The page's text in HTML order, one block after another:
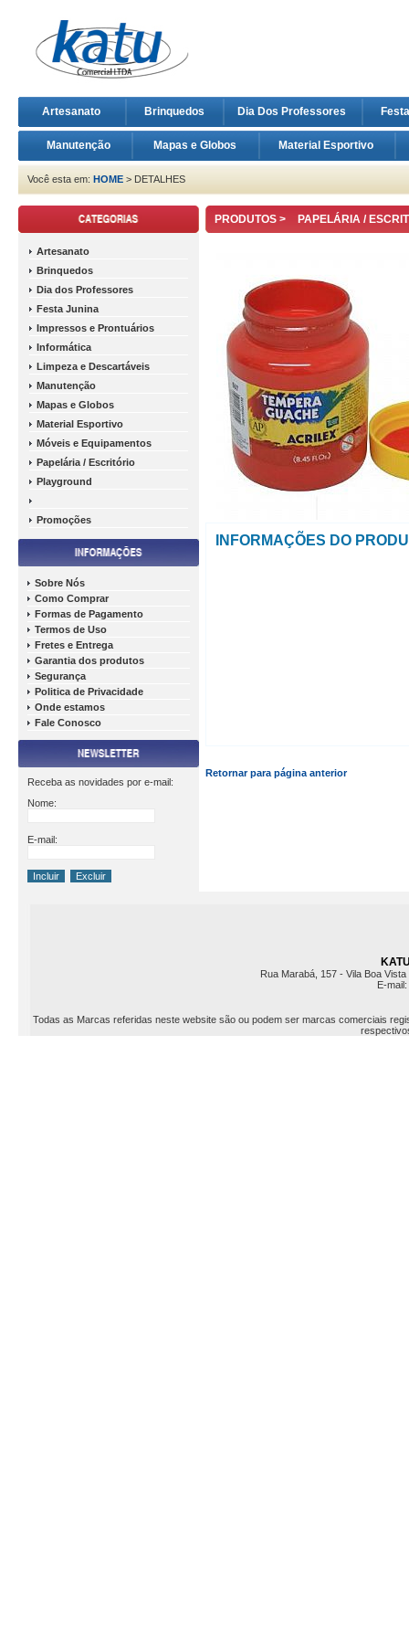
Artesanato Brinquedos Dia Dos Professores
Manutenção Mapas e Globos Material Esportivo
Você esta em: HOME > DETALHES
Artesanato
Brinquedos
Dia dos Professores
Festa Junina
Impressos e Prontuários
Informática
Limpeza e Descartáveis
Manutenção
Mapas e Globos
Material Esportivo
Móveis e Equipamentos
Papelária / Escritório
Playground
Promoções
Sobre Nós
Como Comprar
Formas de Pagamento
Termos de Uso
Fretes e Entrega
Garantia dos produtos
Segurança
Politica de Privacidade
Onde estamos
Fale Conosco
Receba as novidades por e-mail:
Nome:
E-mail:
PRODUTOS > PAPELÁRIA /
INFORMAÇÕES DO
Retornar para página anterior
Rua Marabá, 157 - Vila Boa
E-mail:
Todas as Marcas referidas neste website são ou podem ser marcas comerciais